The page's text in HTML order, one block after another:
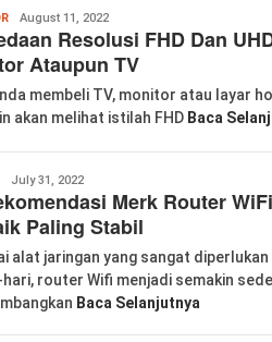
Wanglu
Piao
August 11, 2022
Resolusi FHD Dan
Ataupun TV
membeli TV, monitor atau layar
akan melihat istilah FHD Baca
labkom99
July 31, 2022
Merk Router
Paling Stabil
alat jaringan yang sangat
router Wifi menjadi semakin
Baca Selanjutnya